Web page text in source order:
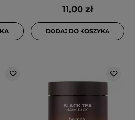
11,00 zł
DODAJ DO KOSZYKA